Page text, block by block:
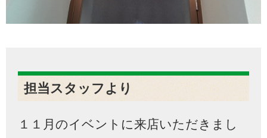
担当スタッフより
１１月のイベントに来店いただきまし